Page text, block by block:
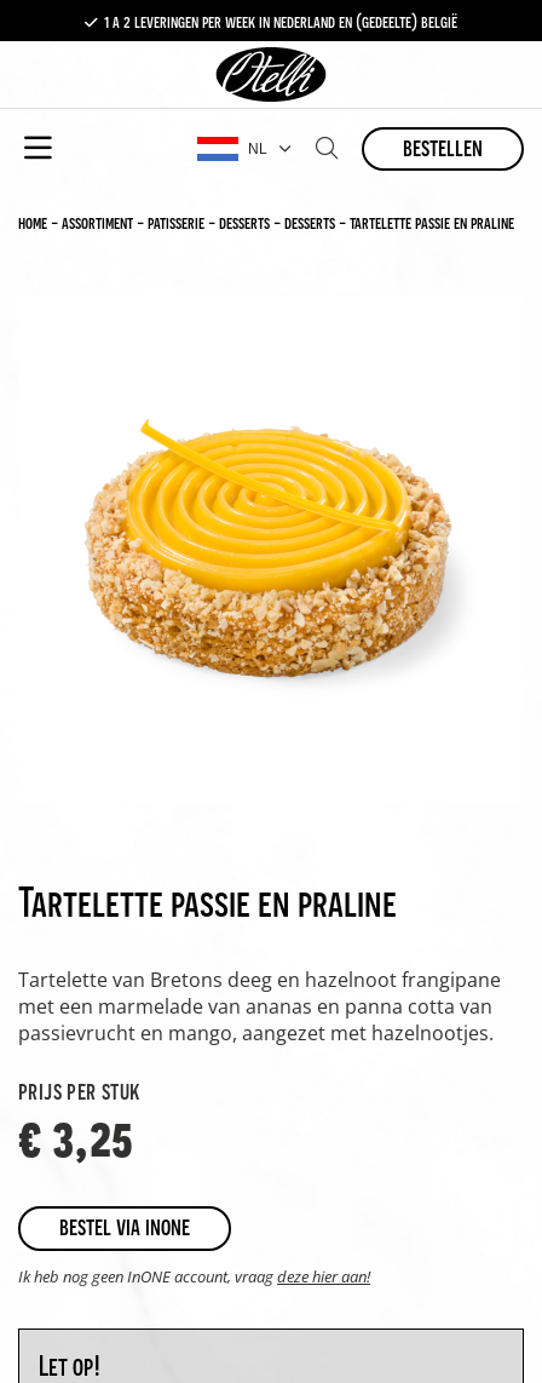
1 a 2 leveringen per week in nederland en (gedeelte) belgië
gratis levering vanaf €100,-
1 a 2 leveringen per week in nederland en (gedeelte) belgië
NL bestellen
home-assortiment-patisserie-desserts-desserts-tartelette passie en praline
Tartelette passie en praline
Tartelette van Bretons deeg en hazelnoot frangipane
met een marmelade van ananas en panna cotta van
passievrucht en mango, aangezet met hazelnootjes.
prijs per stuk
€ 3,25
bestel via inone
Ik heb nog geen InONE account, vraagdeze hier aan!
Let op!